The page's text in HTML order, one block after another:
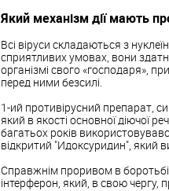
Який механізм дії мають
Всі віруси складаються з
сприятливих умовах, вони
організмі свого «господаря»,
перед ними безсилі.
1-ий противірусний препарат,
який в якості основної діючої
багатьох років
відкритий "Идоксуридин", який
Справжнім проривом в
інтерферон, який, в свою чергу,